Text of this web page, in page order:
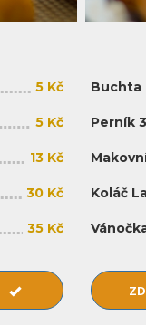
5 Kč
5 Kč
13 Kč
30 Kč
35 Kč
Buchta
Perník
Koláč